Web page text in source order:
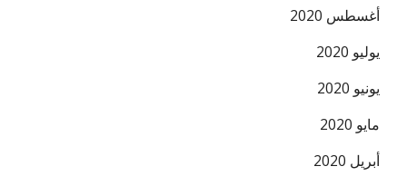
أغسطس 2020
يوليو 2020
يونيو 2020
مايو 2020
أبريل 2020